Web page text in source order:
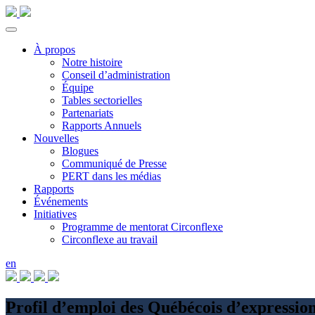
À propos
Notre histoire
Conseil d’administration
Équipe
Tables sectorielles
Partenariats
Rapports Annuels
Nouvelles
Blogues
Communiqué de Presse
PERT dans les médias
Rapports
Événements
Initiatives
Programme de mentorat Circonflexe
Circonflexe au travail
en
Profil d’emploi des Québécois